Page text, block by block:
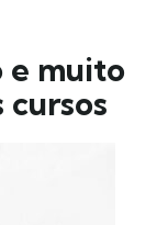
e muito
cursos